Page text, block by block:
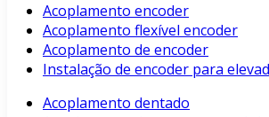
Acoplamento encoder
Acoplamento flexível encoder
Acoplamento de encoder
Instalação de encoder para
Acoplamento dentado